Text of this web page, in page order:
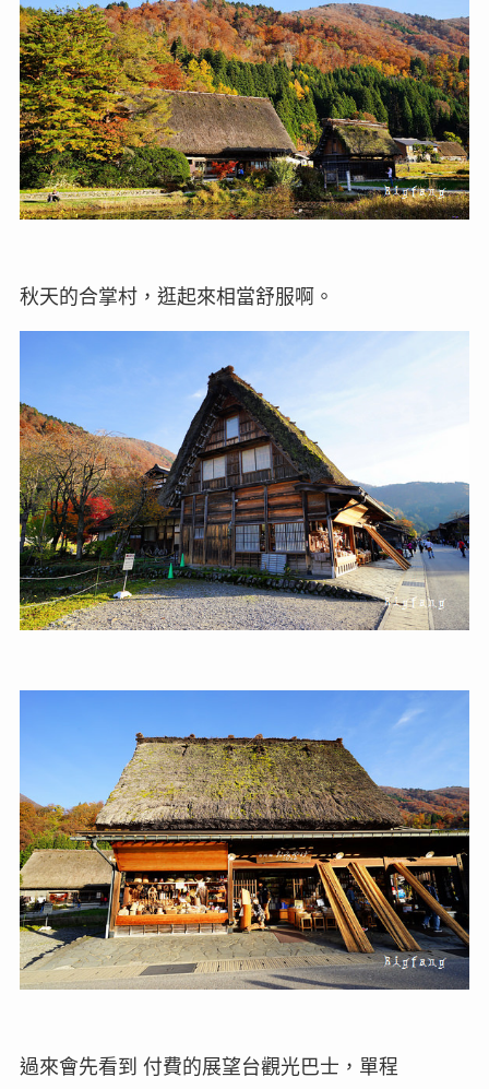
秋天的合掌村，逛起來相當舒服啊。
過來會先看到 付費的展望台觀光巴士，單程